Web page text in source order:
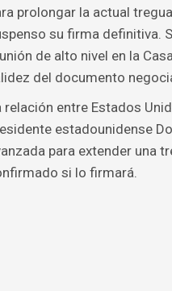
prolongar la actual
su firma definitiva.
de alto nivel en la
del documento
relación entre Estados
estadounidense
para extender una
si lo firmará.